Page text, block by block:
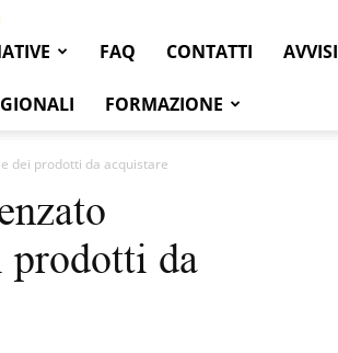
Federazione
FAQ CONTATTI AVVISI
FORMAZIONE
dei prodotti da acquistare
prodotti da